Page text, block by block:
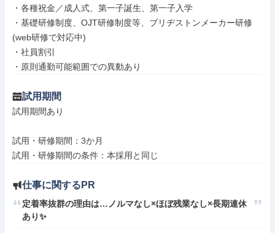
・各種祝金／成人式、第一子誕生、第一子入学
・基礎研修制度、OJT研修制度等、ブリヂストンメーカー研修
(web研修で対応中)
・社員割引
・原則通勤可能範囲での異動あり
試用期間
試用期間あり
試用・研修期間：3か月
仕事に関するPR
定着率抜群の理由は…ノルマなし×ほぼ残業なし×長期連休
あり✨